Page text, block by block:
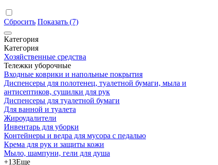
Сбросить Показать (7)
Категория
Категория
Хозяйственные средства
Тележки уборочные
Входные коврики и напольные покрытия
Диспенсеры для полотенец, туалетной бумаги, мыла и
антисептиков, сушилки для рук
Диспенсеры для туалетной бумаги
Для ванной и туалета
Жироудалители
Инвентарь для уборки
Контейнеры и ведра для мусора с педалью
Крема для рук и защиты кожи
Мыло, шампуни, гели для душа
+13Еще